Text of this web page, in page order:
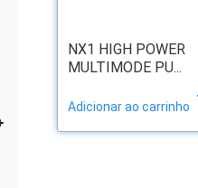
NX1 HIGH POWER
MULTIMODE PU...
Adicionar ao carrinho